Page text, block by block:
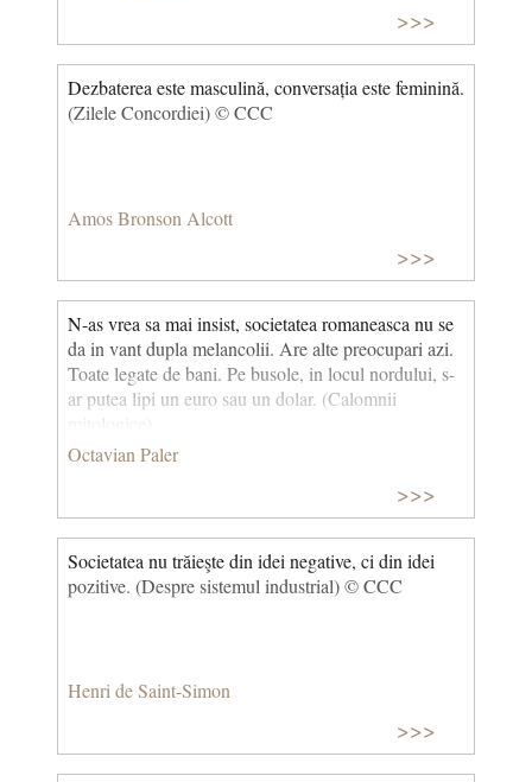
>>>
Dezbaterea este masculină, conversația este feminină.
(Zilele Concordiei) © CCC
Amos Bronson Alcott
>>>
N-as vrea sa mai insist, societatea romaneasca nu se
da in vant dupla melancolii. Are alte preocupari azi.
Toate legate de bani. Pe busole, in locul nordului, s-
ar putea lipi un euro sau un dolar. (Calomnii
Octavian Paler
>>>
Societatea nu trăieşte din idei negative, ci din idei
pozitive. (Despre sistemul industrial) © CCC
Henri de Saint-Simon
>>>